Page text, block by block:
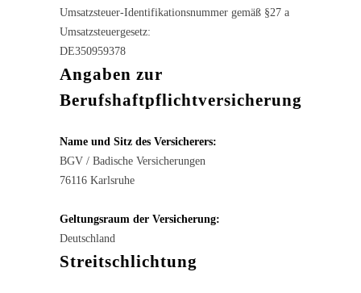
Umsatzsteuer-Identifikationsnummer gemäß §27 a
Umsatzsteuergesetz:
DE350959378
Angaben zur
Berufshaftpflichtversicherung
Name und Sitz des Versicherers:
BGV / Badische Versicherungen
76116 Karlsruhe
Geltungsraum der Versicherung:
Deutschland
Streitschlichtung